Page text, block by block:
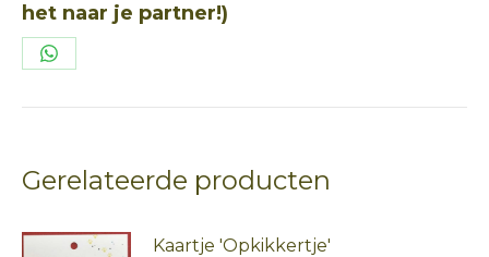
het naar je partner!)
Deel
Gerelateerde producten
Kaartje 'Opkikkertje'